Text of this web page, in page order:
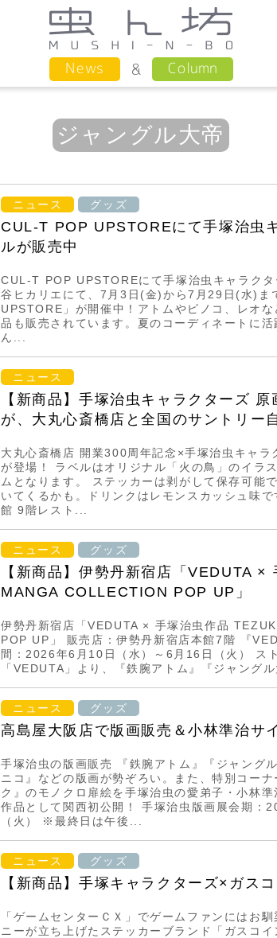
News Column
ジャングル大帝
ニュース グッズ
CUL-T POP UPSTOREにて手塚治虫
ルが販売中
CUL-T POP UPSTOREにて手塚治虫キャラク
谷ヒカリエにて、7月3日(金)から7月29日(水)ま
UPSTORE」が開催中！アトムやピノコ、レオ
品も販売されています。夏のコーディネートに
ん...
ニュース
【新商品】手塚治虫キャラクターズ
が、大丸心斎橋店と全国のサントリー
大丸心斎橋店 開業300周年記念×手塚治虫キャラ
が登場！ ラベルはオリジナル「火の鳥」のイラ
ムとなります。 ステッカーは剥がして保存可能
いてくるかも。ドリンクはレモンスカッシュ味
館 9階レスト...
ニュース グッズ
【新商品】伊勢丹新宿店「VEDUTA
MANGA COLLECTION POP UP」
伊勢丹新宿店「VEDUTA × 手塚治虫作品
POP UP」 販売店：伊勢丹新宿店本館7階 『
間：2026年6月10日（水）～6月16日（火） ス
「VEDUTA」より、『鉄腕アトム』『ジャング
ニュース グッズ
高島屋大阪店で版画販売＆小林準治サ
手塚治虫の版画販売 『鉄腕アトム』『ジャング
ニコ』などの版画が勢ぞろい。また、特別コー
ク』のモノクロ扉絵を手塚治虫の愛弟子・小林
作品として関西初公開！ 手塚治虫版画展会期：
（火） ※最終日は午後...
ニュース グッズ
【新商品】手塚キャラクターズ×ガス
「ゲームセンターＣＸ」でゲームファンにはお
ニーが立ち上げたステッカーブランド「ガスコ